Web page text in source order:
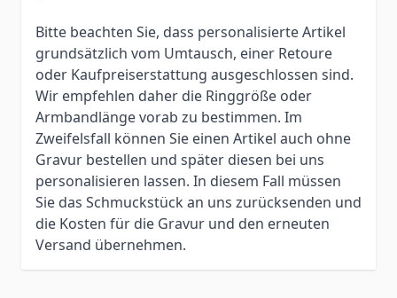
Bitte beachten Sie, dass personalisierte Artikel
grundsätzlich vom Umtausch, einer Retoure
oder Kaufpreiserstattung ausgeschlossen sind.
Wir empfehlen daher die Ringgröße oder
Armbandlänge vorab zu bestimmen. Im
Zweifelsfall können Sie einen Artikel auch ohne
Gravur bestellen und später diesen bei uns
personalisieren lassen. In diesem Fall müssen
Sie das Schmuckstück an uns zurücksenden und
die Kosten für die Gravur und den erneuten
Versand übernehmen.